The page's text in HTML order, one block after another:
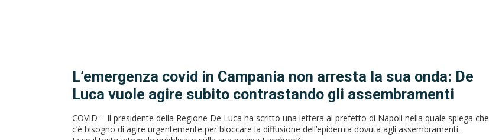
L’emergenza covid in Campania non arresta la sua onda: De
Luca vuole agire subito contrastando gli assembramenti
COVID – Il presidente della Regione De Luca ha scritto una lettera al prefetto di Napoli nella quale spiega che
c’è bisogno di agire urgentemente per bloccare la diffusione dell’epidemia dovuta agli assembramenti.